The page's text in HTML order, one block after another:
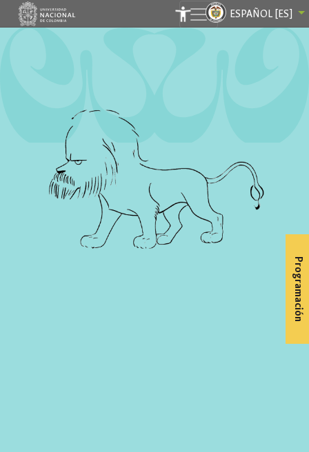
ESPAÑOL [ES]
Programación